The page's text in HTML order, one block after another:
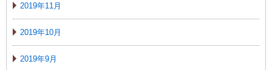
2019年11月
2019年10月
2019年9月